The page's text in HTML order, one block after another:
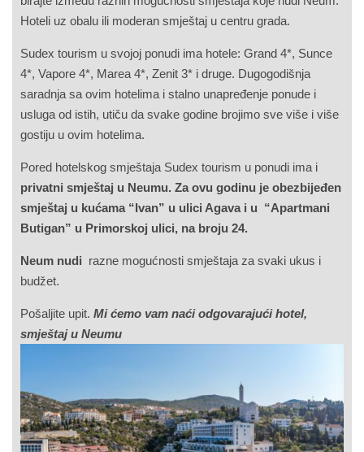
Hoteli uz obalu ili moderan smještaj u centru grada.
Sudex tourism u svojoj ponudi ima hotele: Grand 4*, Sunce
4*, Vapore 4*, Marea 4*, Zenit 3* i druge. Dugogodišnja
saradnja sa ovim hotelima i stalno unapređenje ponude i
usluga od istih, utiču da svake godine brojimo sve više i više
gostiju u ovim hotelima.
Pored hotelskog smještaja Sudex tourism u ponudi ima i
privatni smještaj u Neumu. Za ovu godinu je obezbijeđen
smještaj u kućama “Ivan” u ulici Agava i u “Apartmani
Butigan” u Primorskoj ulici, na broju 24.
Neum nudi razne mogućnosti smještaja za svaki ukus i
budžet.
Pošaljite upit.Mi ćemo vam naći odgovarajući hotel,
smještaj u Neumu